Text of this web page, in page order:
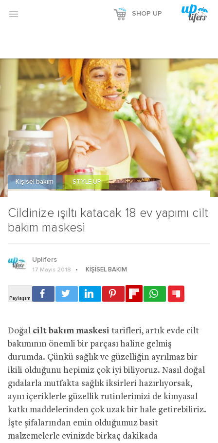
Reklamı Göster
Reklamı Gizle
 SHOP UP
Cildinize ışıltı katacak 18 ev yapımı cilt
bakım maskesi
Kişisel bakım STYLE UP
Uplifers
17 Mayıs 2018 KIŞISEL BAKIM
Doğal cilt bakım maskesi tarifleri, artık evde cilt
bakımının önemli bir parçası haline gelmiş
durumda. Çünkü sağlık ve güzelliğin ayrılmaz bir
ikili olduğunu hepimiz çok iyi biliyoruz. Nasıl doğal
gıdalarla mutfakta sağlık iksirleri hazırlıyorsak,
aynı içeriklerle güzellik rutinlerimizi de kimyasal
katkı maddelerinden çok uzak bir hale getirebiliriz.
İşte şifalarından emin olduğumuz basit
malzemelerle evinizde birkaç dakikada